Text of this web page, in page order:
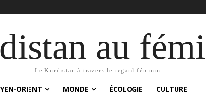
au
Le Kurdistan à travers le regard féminin
ORIENT MONDE ÉCOLOGIE CULTURE